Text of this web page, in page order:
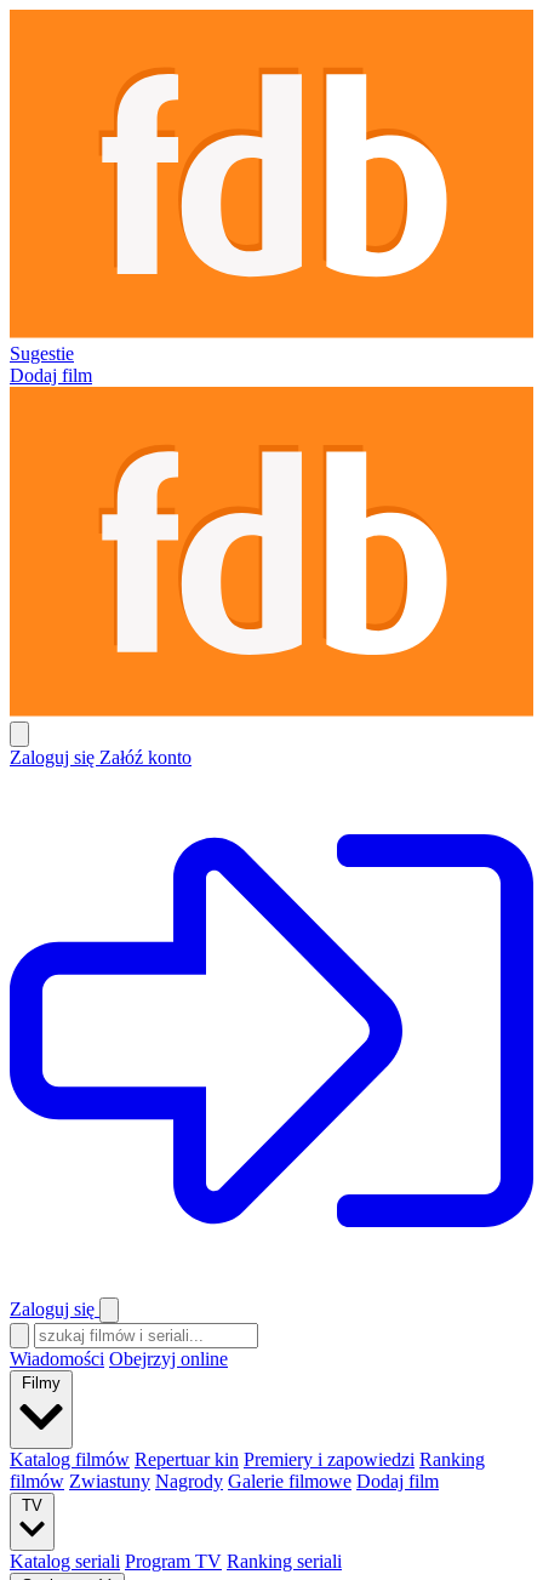
Sugestie
Dodaj film
Zaloguj się Załóź konto
Zaloguj się
Wiadomości Obejrzyj online
Filmy
Katalog filmów Repertuar kin Premiery i zapowiedzi Ranking
filmów Zwiastuny Nagrody Galerie filmowe Dodaj film
TV
Katalog seriali Program TV Ranking seriali